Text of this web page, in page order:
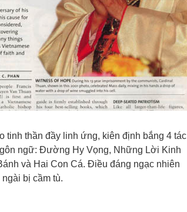
thần đầy linh ứng, kiên định bắng 4 tác
ngữ: Đường Hy Vọng, Những Lời Kinh
và Hai Con Cá. Điều đáng ngạc nhiên
bị cầm tù.